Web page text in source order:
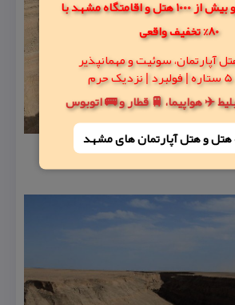
🎁 امکان رزرو بیش از 1000 هتل و اقامتگاه مشهد با
80% تخفیف واقعی
آپارتمان، سوئیت و مهمانپذیر
✈️ هواپیما، 🚆 قطار و 🚌 اتوبوس
و هتل‌ آپارتمان های مشهد